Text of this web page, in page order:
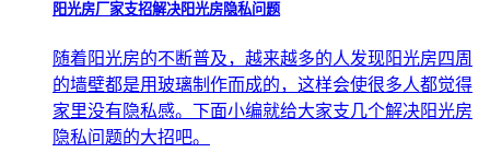
阳光房厂家支招解决阳光房隐私问题
随着阳光房的不断普及，越来越多的人发现阳光房四周
的墙壁都是用玻璃制作而成的，这样会使很多人都觉得
家里没有隐私感。下面小编就给大家支几个解决阳光房
隐私问题的大招吧。